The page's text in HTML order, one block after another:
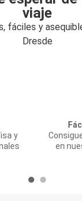
viaje
fáciles y
Dresde
y
en